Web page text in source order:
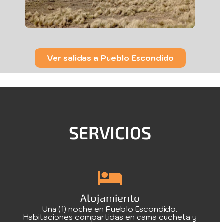
Ver salidas a Pueblo Escondido
SERVICIOS
Alojamiento
Una (1) noche en Pueblo Escondido.
Habitaciones compartidas en cama cucheta y